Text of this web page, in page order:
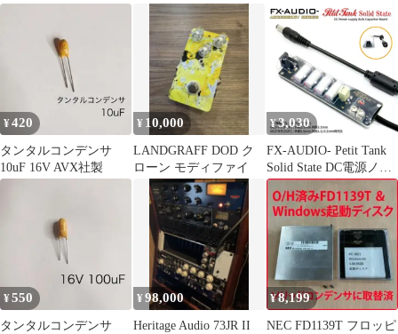
ンデンサ 22uF 16V
CECHA00 60GB YLOD
¥420
タンタルコンデンサ
10uF 16V AVX社製
¥ 10,000
LANDGRAFF DOD ク
ローン モディファイ
¥3,030
FX-AUDIO- Petit Tank
Solid State DC電源ノイ
ズクリーナー・バルク
キャパシタ 延長ケーブ
ル型 出力プラグ外径
5.5mm 内径2.1/2.5mm両
対応 商品コードH279
¥550
タンタルコンデンサ
¥98,000
Heritage Audio 73JR II
¥8,199
NEC FD1139T フロッピ